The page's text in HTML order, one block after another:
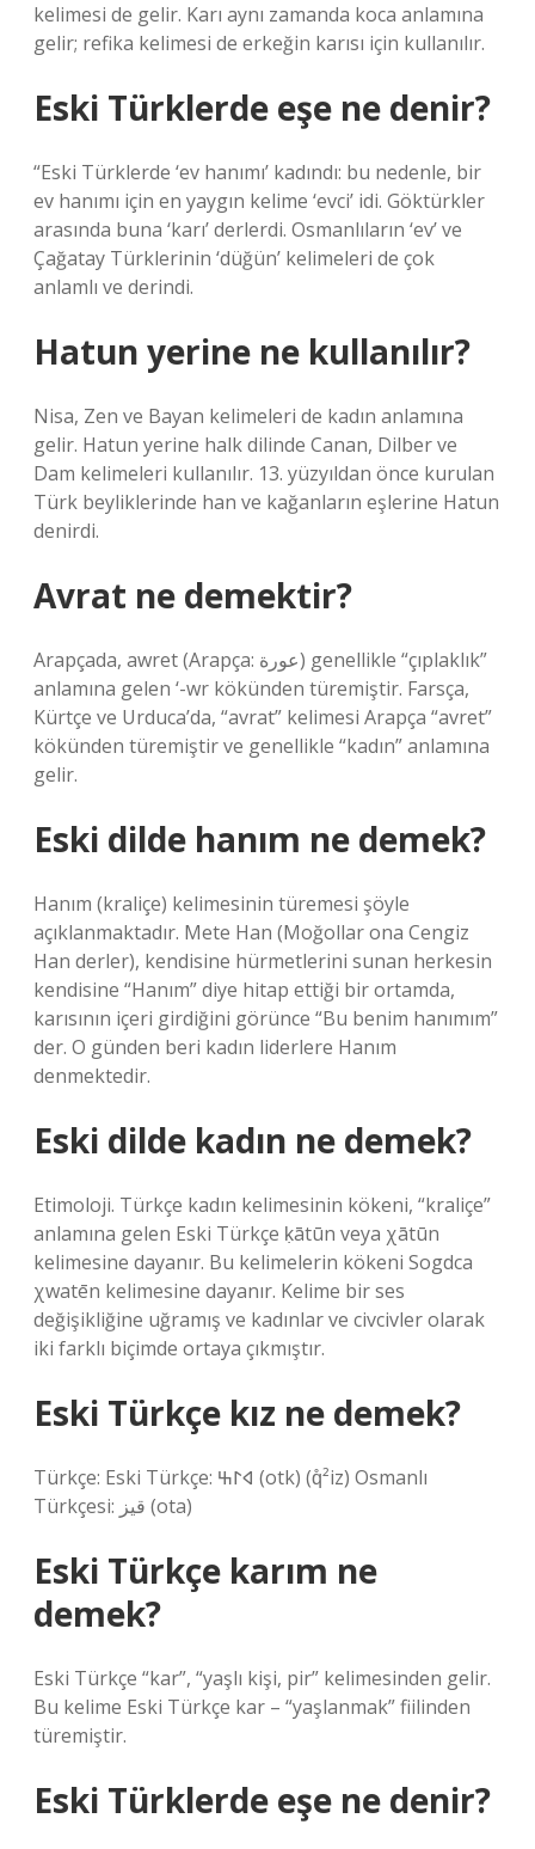
kelimesi de gelir. Karı aynı zamanda koca anlamına
gelir; refika kelimesi de erkeğin karısı için kullanılır.
Eski Türklerde eşe ne denir?
“Eski Türklerde ‘ev hanımı’ kadındı: bu nedenle, bir
ev hanımı için en yaygın kelime ‘evci’ idi. Göktürkler
arasında buna ‘karı’ derlerdi. Osmanlıların ‘ev’ ve
Çağatay Türklerinin ‘düğün’ kelimeleri de çok
anlamlı ve derindi.
Hatun yerine ne kullanılır?
Nisa, Zen ve Bayan kelimeleri de kadın anlamına
gelir. Hatun yerine halk dilinde Canan, Dilber ve
Dam kelimeleri kullanılır. 13. yüzyıldan önce kurulan
Türk beyliklerinde han ve kağanların eşlerine Hatun
denirdi.
Avrat ne demektir?
Arapçada, awret (Arapça: عورة) genellikle “çıplaklık”
anlamına gelen ‘-wr kökünden türemiştir. Farsça,
Kürtçe ve Urduca’da, “avrat” kelimesi Arapça “avret”
kökünden türemiştir ve genellikle “kadın” anlamına
gelir.
Eski dilde hanım ne demek?
Hanım (kraliçe) kelimesinin türemesi şöyle
açıklanmaktadır. Mete Han (Moğollar ona Cengiz
Han derler), kendisine hürmetlerini sunan herkesin
kendisine “Hanım” diye hitap ettiği bir ortamda,
karısının içeri girdiğini görünce “Bu benim hanımım”
der. O günden beri kadın liderlere Hanım
denmektedir.
Eski dilde kadın ne demek?
Etimoloji. Türkçe kadın kelimesinin kökeni, “kraliçe”
anlamına gelen Eski Türkçe ḳātūn veya χātūn
kelimesine dayanır. Bu kelimelerin kökeni Sogdca
χwatēn kelimesine dayanır. Kelime bir ses
değişikliğine uğramış ve kadınlar ve civcivler olarak
iki farklı biçimde ortaya çıkmıştır.
Eski Türkçe kız ne demek?
Türkçe: Eski Türkçe: 𐰶𐰃𐰕‎ (otk) (q̊²iz) Osmanlı
Türkçesi: قیز‎ (ota)
Eski Türkçe karım ne
demek?
Eski Türkçe “kar”, “yaşlı kişi, pir” kelimesinden gelir.
Bu kelime Eski Türkçe kar – “yaşlanmak” fiilinden
türemiştir.
Eski Türklerde eşe ne denir?